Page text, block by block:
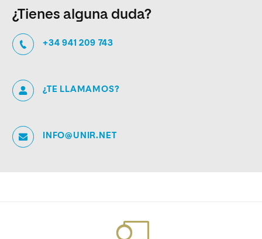
¿Tienes alguna duda?
+34 941 209 743
¿TE LLAMAMOS?
INFO@UNIR.NET